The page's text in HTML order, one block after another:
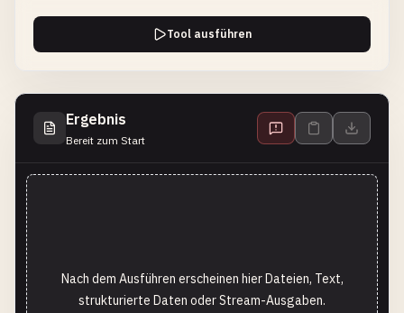
Tool ausführen
Ergebnis
Bereit zum Start
Nach dem Ausführen erscheinen hier Dateien, Text,
strukturierte Daten oder Stream-Ausgaben.